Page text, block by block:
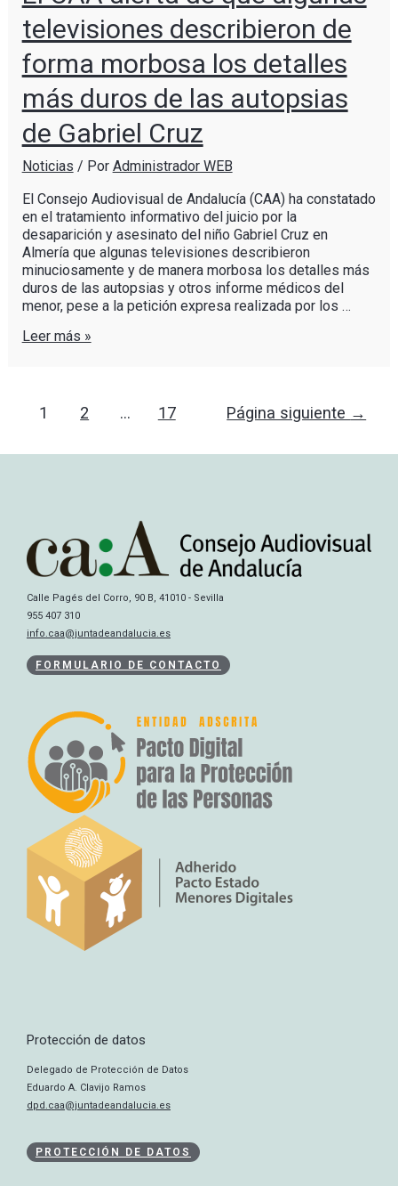
televisiones describieron de
forma morbosa los detalles
más duros de las autopsias
de Gabriel Cruz
Noticias / Por Administrador WEB
El Consejo Audiovisual de Andalucía (CAA) ha constatado
en el tratamiento informativo del juicio por la
desaparición y asesinato del niño Gabriel Cruz en
Almería que algunas televisiones describieron
minuciosamente y de manera morbosa los detalles más
duros de las autopsias y otros informe médicos del
menor, pese a la petición expresa realizada por los …
Leer más »
1 2 … 17 Página siguiente →
Calle Pagés del Corro, 90 B, 41010 - Sevilla
955 407 310
info.caa@juntadeandalucia.es
FORMULARIO DE CONTACTO
Protección de datos
Delegado de Protección de Datos
Eduardo A. Clavijo Ramos
dpd.caa@juntadeandalucia.es
PROTECCIÓN DE DATOS